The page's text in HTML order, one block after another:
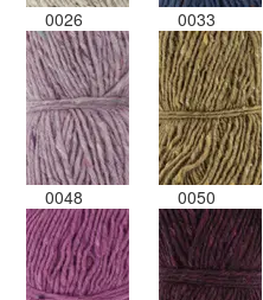
0026 0033
0048 0050